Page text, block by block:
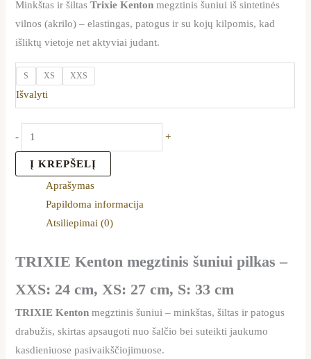
Minkštas ir šiltasTrixie Kenton megztinis šuniui iš sintetinės
vilnos (akrilo) – elastingas, patogus ir su kojų kilpomis, kad
išliktų vietoje net aktyviai judant.
S XS XXS
Išvalyti
- +
Į KREPŠELĮ
Aprašymas
Papildoma informacija
Atsiliepimai (0)
TRIXIE Kenton megztinis šuniui pilkas –
XXS: 24 cm, XS: 27 cm, S: 33 cm
TRIXIE Kenton megztinis šuniui – minkštas, šiltas ir patogus
drabužis, skirtas apsaugoti nuo šalčio bei suteikti jaukumo
kasdieniuose pasivaikščiojimuose.